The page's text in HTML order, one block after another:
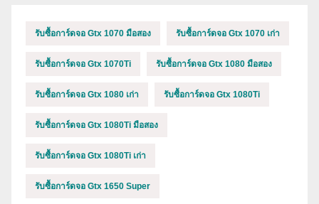
รับซื้อการ์ดจอ Gtx 1070 มือสอง รับซื้อการ์ดจอ Gtx 1070 เก่า
รับซื้อการ์ดจอ Gtx 1070Ti รับซื้อการ์ดจอ Gtx 1080 มือสอง
รับซื้อการ์ดจอ Gtx 1080 เก่า รับซื้อการ์ดจอ Gtx 1080Ti
รับซื้อการ์ดจอ Gtx 1080Ti มือสอง
รับซื้อการ์ดจอ Gtx 1080Ti เก่า
รับซื้อการ์ดจอ Gtx 1650 Super